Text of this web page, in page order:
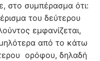
στο συμπέρασμα ότι:
του δεύτερου
εμφανίζεται,
από το κάτω
ορόφου, δηλαδή